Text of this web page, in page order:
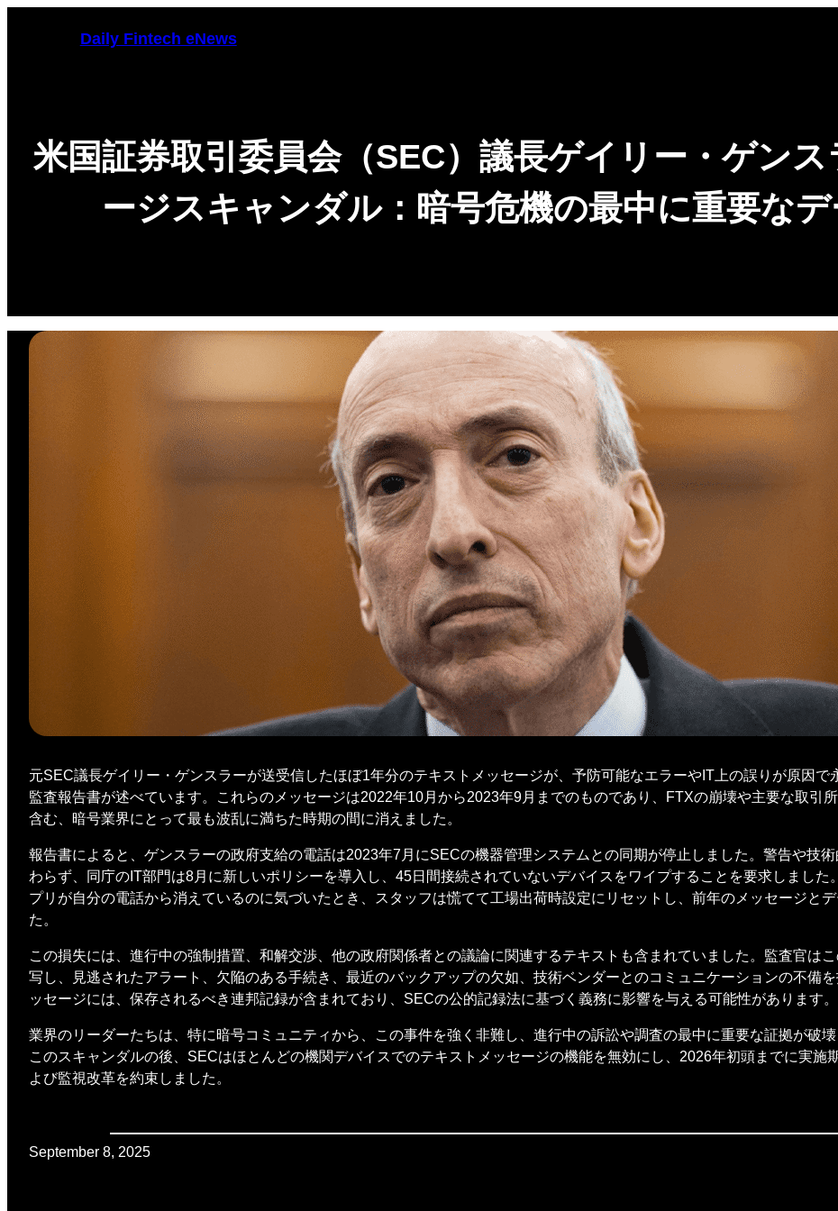
Daily Fintech eNews
米国証券取引委員会（SEC）議長ゲイリー・ゲン
ージスキャンダル：暗号危機の最中に重要な
元SEC議長ゲイリー・ゲンスラーが送受信したほぼ1年分のテキストメッセージが、予防可能なエラーやIT上の誤りが原因で
監査報告書が述べています。これらのメッセージは2022年10月から2023年9月までのものであり、FTXの崩壊や主要な取引
含む、暗号業界にとって最も波乱に満ちた時期の間に消えました。
報告書によると、ゲンスラーの政府支給の電話は2023年7月にSECの機器管理システムとの同期が停止しました。警告や技
わらず、同庁のIT部門は8月に新しいポリシーを導入し、45日間接続されていないデバイスをワイプすることを要求しました
プリが自分の電話から消えているのに気づいたとき、スタッフは慌てて工場出荷時設定にリセットし、前年のメッセージと
た。
この損失には、進行中の強制措置、和解交渉、他の政府関係者との議論に関連するテキストも含まれていました。監査官は
写し、見逃されたアラート、欠陥のある手続き、最近のバックアップの欠如、技術ベンダーとのコミュニケーションの不備
ッセージには、保存されるべき連邦記録が含まれており、SECの公的記録法に基づく義務に影響を与える可能性があります。
業界のリーダーたちは、特に暗号コミュニティから、この事件を強く非難し、進行中の訴訟や調査の最中に重要な証拠が破壊
このスキャンダルの後、SECはほとんどの機関デバイスでのテキストメッセージの機能を無効にし、2026年初頭までに実施
よび監視改革を約束しました。
September 8, 2025